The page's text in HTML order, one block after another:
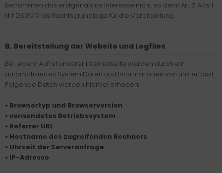
Betroffenen das erstgenannte Interesse nicht, so dient Art. 6 Abs. 1
lit. f DSGVO als Rechtsgrundlage für die Verarbeitung.
B. Bereitstellung der Website und Logfiles
Bei jedem Aufruf unserer Internetseite werden durch ein
automatisiertes System Daten und Informationen von uns erfasst.
Folgende Daten werden hierbei erhoben:
• Browsertyp und Browserversion
• verwendetes Betriebssystem
• Referrer URL
• Hostname des zugreifenden Rechners
• Uhrzeit der Serveranfrage
• IP-Adresse